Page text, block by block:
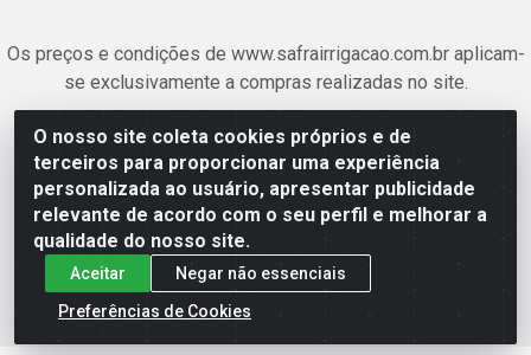
O nosso site coleta cookies próprios e de
terceiros para proporcionar uma experiência
personalizada ao usuário, apresentar publicidade
relevante de acordo com o seu perfil e melhorar a
qualidade do nosso site.
Aceitar
Negar não essenciais
Preferências de Cookies
Os preços e condições de www.safrairrigacao.com.br aplicam-
se exclusivamente a compras realizadas no site.
Safra Agrícola e Pecuária LTDA - Avenida Castelo Branco, 5330 -
Esplanada dos Anicuns, Goiânia/GO - CEP 74.433-205 - CNPJ
06.315.490/0001-00